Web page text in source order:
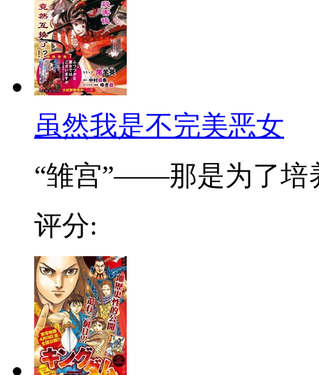
虽然我是不完美恶女
“雏宫”——那是为了培
评分: